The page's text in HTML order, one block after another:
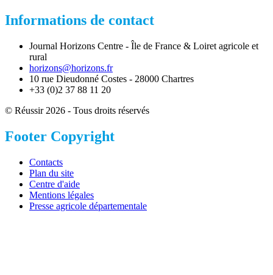
Informations de contact
Journal Horizons Centre - Île de France & Loiret agricole et
rural
horizons@horizons.fr
10 rue Dieudonné Costes - 28000 Chartres
+33 (0)2 37 88 11 20
© Réussir 2026 - Tous droits réservés
Footer Copyright
Contacts
Plan du site
Centre d'aide
Mentions légales
Presse agricole départementale